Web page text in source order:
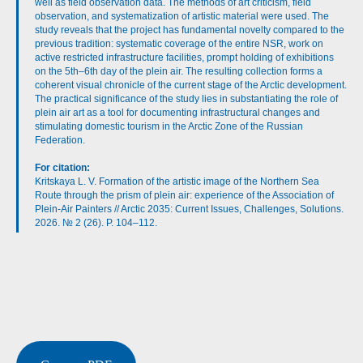
well as field observation data. The methods of art criticism, field
observation, and systematization of artistic material were used. The
study reveals that the project has fundamental novelty compared to the
previous tradition: systematic coverage of the entire NSR, work on
active restricted infrastructure facilities, prompt holding of exhibitions
on the 5th–6th day of the plein air. The resulting collection forms a
coherent visual chronicle of the current stage of the Arctic development.
The practical significance of the study lies in substantiating the role of
plein air art as a tool for documenting infrastructural changes and
stimulating domestic tourism in the Arctic Zone of the Russian
Federation.
For citation:
Kritskaya L. V. Formation of the artistic image of the Northern Sea
Route through the prism of plein air: experience of the Association of
Plein-Air Painters // Arctic 2035: Current Issues, Challenges, Solutions.
2026. № 2 (26). P. 104–112.